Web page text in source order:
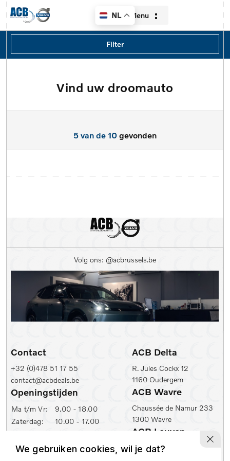
NL Menu
Home
Diensten
Vind uw droomauto
Filter
Filters
Merk
Type
Kleur
Carrosserie
Kilometerstand Van
Kilometerstand tot
1e inschrijfdatum min
1e inschrijfdatum max
5 van de 10 gevonden
Volg ons: @acbrussels.be
Contact
+32 (0)478 51 17 55
contact@acbdeals.be
Openingstijden
Ma t/m Vr:
9.00 - 18.00
Zaterdag:
10.00 - 17.00
ACB Zaventem
Leuvensesteenweg 430
ACB Delta
R. Jules Cockx 12
1160 Oudergem
ACB Wavre
Chaussée de Namur 233
1300 Wavre
ACB Leuven
Ambachtenlaan 2
We gebruiken cookies, wil je dat?